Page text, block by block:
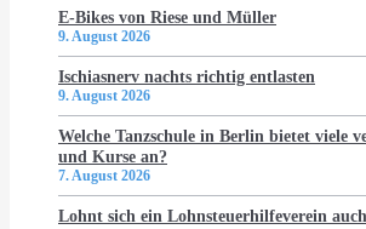
E-Bikes von Riese und Müller
9. August 2026
Ischiasnerv nachts richtig entlasten
9. August 2026
Welche Tanzschule in Berlin bietet viele
und Kurse an?
7. August 2026
Lohnt sich ein Lohnsteuerhilfeverein